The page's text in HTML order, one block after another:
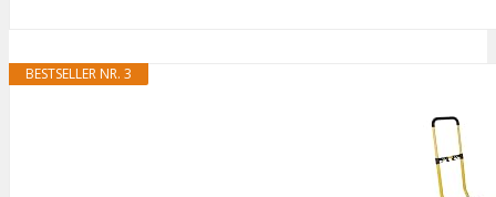
BESTSELLER NR. 3